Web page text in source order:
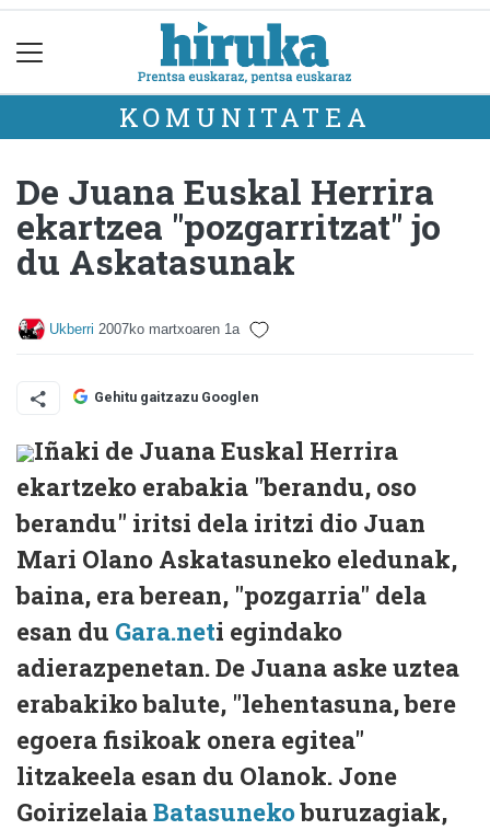
KOMUNITATEA
De Juana Euskal Herrira
ekartzea "pozgarritzat" jo
du Askatasunak
Ukberri 2007ko martxoaren 1a
Gehitu gaitzazu Googlen
Iñaki de Juana Euskal Herrira
ekartzeko erabakia "berandu, oso
berandu" iritsi dela iritzi dio Juan
Mari Olano Askatasuneko eledunak,
baina, era berean, "pozgarria" dela
esan du Gara.neti egindako
adierazpenetan. De Juana aske uztea
erabakiko balute, "lehentasuna, bere
egoera fisikoak onera egitea"
litzakeela esan du Olanok. Jone
GoirizelaiaBatasunekoburuzagiak,